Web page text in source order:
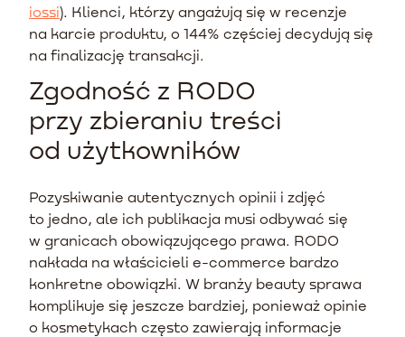
iossi). Klienci, którzy angażują się w recenzje
na karcie produktu, o 144% częściej decydują się
na finalizację transakcji.
Zgodność z RODO
przy zbieraniu treści
od użytkowników
Pozyskiwanie autentycznych opinii i zdjęć
to jedno, ale ich publikacja musi odbywać się
w granicach obowiązującego prawa. RODO
nakłada na właścicieli e-commerce bardzo
konkretne obowiązki. W branży beauty sprawa
komplikuje się jeszcze bardziej, ponieważ opinie
o kosmetykach często zawierają informacje